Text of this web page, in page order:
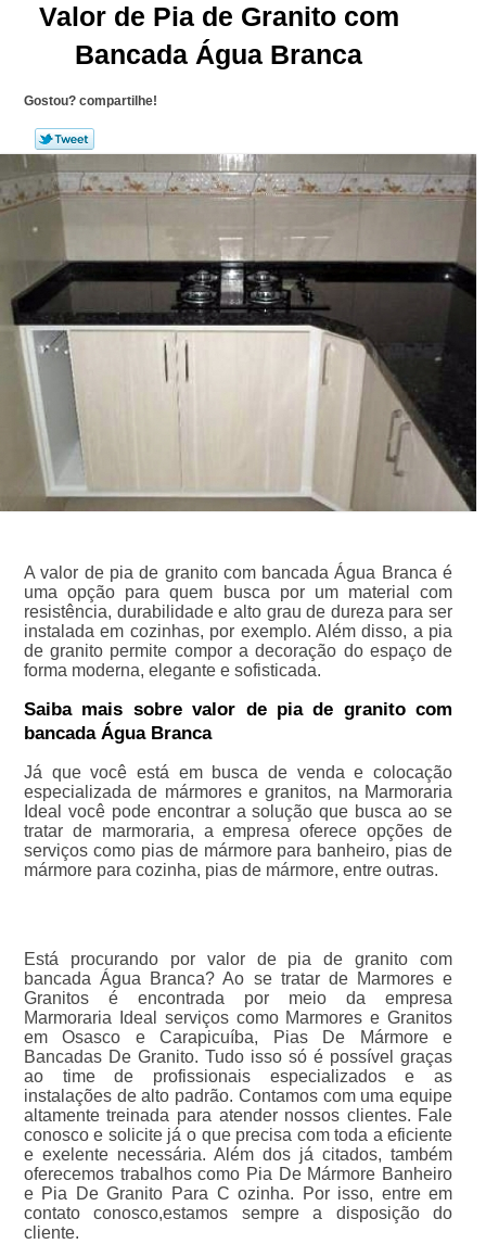
Valor de Pia de Granito com
Bancada Água Branca
Gostou? compartilhe!
A valor de pia de granito com bancada Água Branca é
uma opção para quem busca por um material com
resistência, durabilidade e alto grau de dureza para ser
instalada em cozinhas, por exemplo. Além disso, a pia
de granito permite compor a decoração do espaço de
forma moderna, elegante e sofisticada.
Saiba mais sobre valor de pia de granito com
bancada Água Branca
Já que você está em busca de venda e colocação
especializada de mármores e granitos, na Marmoraria
Ideal você pode encontrar a solução que busca ao se
tratar de marmoraria, a empresa oferece opções de
serviços como pias de mármore para banheiro, pias de
mármore para cozinha, pias de mármore, entre outras.
Está procurando por valor de pia de granito com
bancada Água Branca? Ao se tratar de Marmores e
Granitos é encontrada por meio da empresa
Marmoraria Ideal serviços como Marmores e Granitos
em Osasco e Carapicuíba, Pias De Mármore e
Bancadas De Granito. Tudo isso só é possível graças
ao time de profissionais especializados e as
instalações de alto padrão. Contamos com uma equipe
altamente treinada para atender nossos clientes. Fale
conosco e solicite já o que precisa com toda a eficiente
e exelente necessária. Além dos já citados, também
oferecemos trabalhos como Pia De Mármore Banheiro
e Pia De Granito Para C ozinha. Por isso, entre em
contato conosco,estamos sempre a disposição do
cliente.